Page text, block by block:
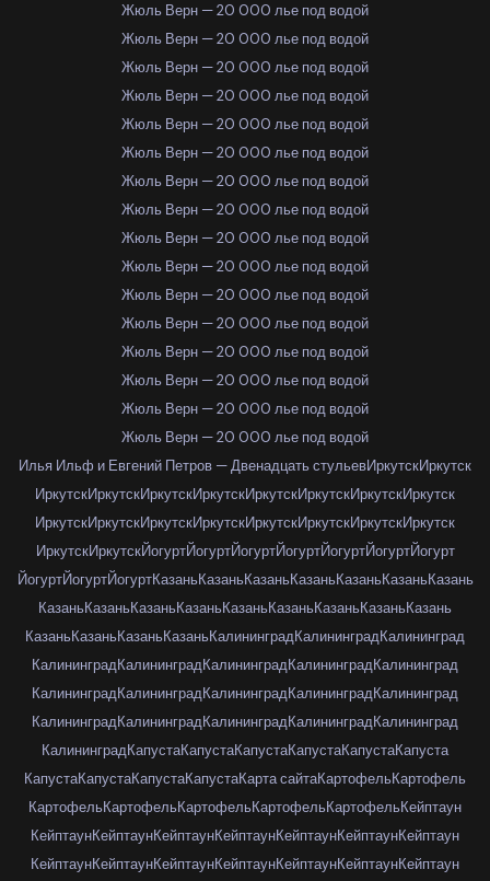
Жюль Верн — 20 000 лье под водой
Жюль Верн — 20 000 лье под водой
Жюль Верн — 20 000 лье под водой
Жюль Верн — 20 000 лье под водой
Жюль Верн — 20 000 лье под водой
Жюль Верн — 20 000 лье под водой
Жюль Верн — 20 000 лье под водой
Жюль Верн — 20 000 лье под водой
Жюль Верн — 20 000 лье под водой
Жюль Верн — 20 000 лье под водой
Жюль Верн — 20 000 лье под водой
Жюль Верн — 20 000 лье под водой
Жюль Верн — 20 000 лье под водой
Жюль Верн — 20 000 лье под водой
Жюль Верн — 20 000 лье под водой
Жюль Верн — 20 000 лье под водой
Илья Ильф и Евгений Петров — Двенадцать стульевИркутскИркутск
ИркутскИркутскИркутскИркутскИркутскИркутскИркутскИркутск
ИркутскИркутскИркутскИркутскИркутскИркутскИркутскИркутск
ИркутскИркутскЙогуртЙогуртЙогуртЙогуртЙогуртЙогуртЙогурт
ЙогуртЙогуртЙогуртКазаньКазаньКазаньКазаньКазаньКазаньКазань
КазаньКазаньКазаньКазаньКазаньКазаньКазаньКазаньКазань
КазаньКазаньКазаньКазаньКалининградКалининградКалининград
КалининградКалининградКалининградКалининградКалининград
КалининградКалининградКалининградКалининградКалининград
КалининградКалининградКалининградКалининградКалининград
КалининградКапустаКапустаКапустаКапустаКапустаКапуста
КапустаКапустаКапустаКапустаКарта сайтаКартофельКартофель
КартофельКартофельКартофельКартофельКартофельКейптаун
КейптаунКейптаунКейптаунКейптаунКейптаунКейптаунКейптаун
КейптаунКейптаунКейптаунКейптаунКейптаунКейптаунКейптаун